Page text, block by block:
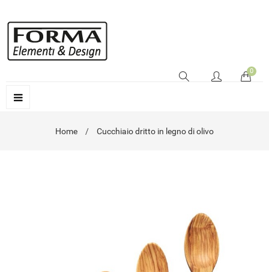
0
Home Cucchiaio dritto in legno di olivo